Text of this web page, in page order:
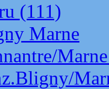
(111)
Marne